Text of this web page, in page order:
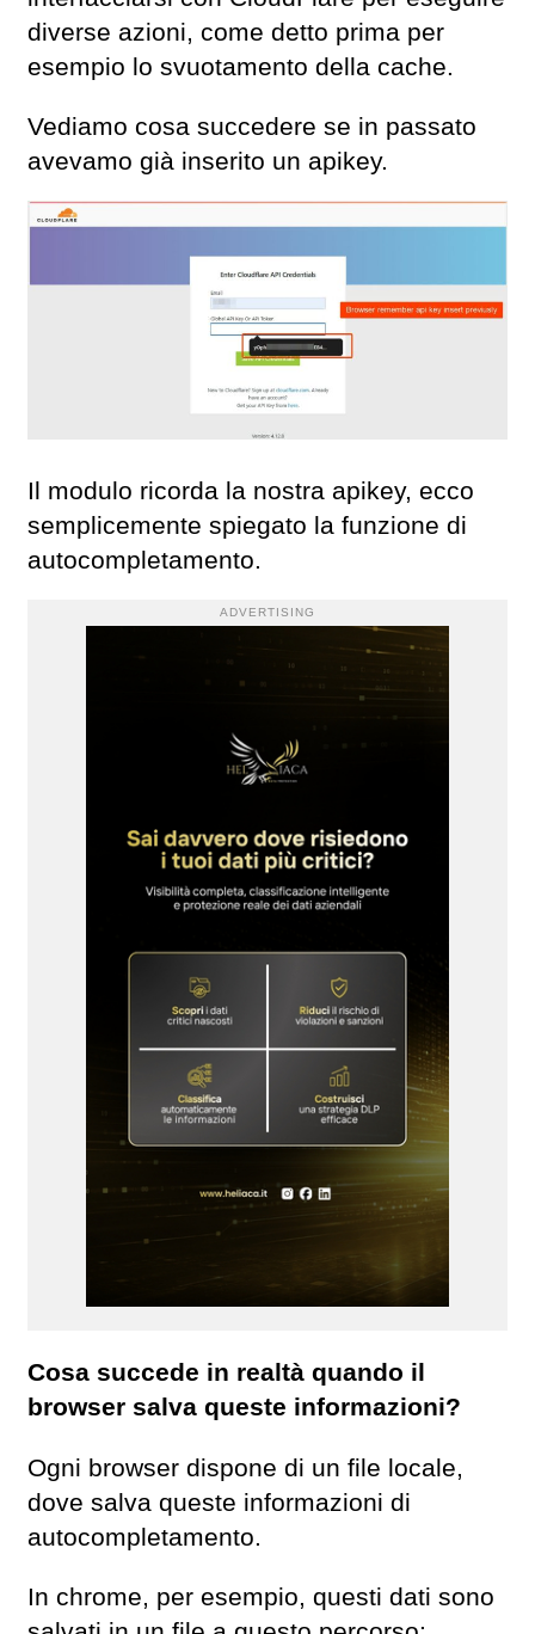
diverse azioni, come detto prima per
esempio lo svuotamento della cache.
Vediamo cosa succedere se in passato
avevamo già inserito un apikey.
Il modulo ricorda la nostra apikey, ecco
semplicemente spiegato la funzione di
autocompletamento.
ADVERTISING
Cosa succede in realtà quando il
browser salva queste informazioni?
Ogni browser dispone di un file locale,
dove salva queste informazioni di
autocompletamento.
In chrome, per esempio, questi dati sono